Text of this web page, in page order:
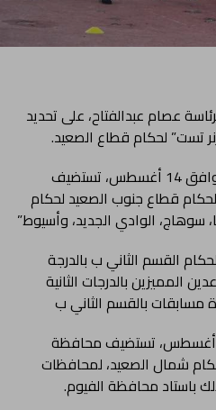
عصام عبدالفتاح، على تحديد
تست” لحكام قطاع الصعيد.
ففي البداية يوم الجمعة الموافق 14 أغسطس، تستضيف
قطاع جنوب الصعيد لحكام
سوهاج، الوادي الجديد، وأسيوط”
القسم الثاني ب بالدرجة
المميزين بالدرجات الثانية
مسابقات بالقسم الثاني ب
وفي يوم السبت الموافق 15 أغسطس، تستضيف محافظة
شمال الصعيد، لمحافظات
باستاد محافظة الفيوم.